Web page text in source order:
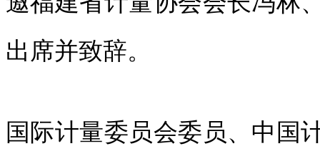
出席并致辞。
国际计量委员会委员、中国